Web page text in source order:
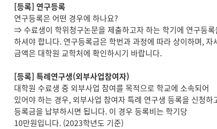
[등록] 연구등록
연구등록은 어떤 경우에 하나요?
⇒수료생이 학위청구논문을 제출하고자 하는 학기에 연구등
하셔야 합니다. 연구등록금은 학번과 과정에 따라 상이하며,자
금액은 대학원 교학처에 확인하시기 바랍니다.
[등록]특례연구생(외부사업참여자)
대학원 수료생 중 외부사업 참여를 목적으로 학교에 소속되어
있어야 하는 경우, 외부사업 참여자 특례 연구생 등록을 신청하
등록금을 납부하시면 됩니다. 이 경우 등록비는 학기당
10만원입니다. (2023학년도 기준)